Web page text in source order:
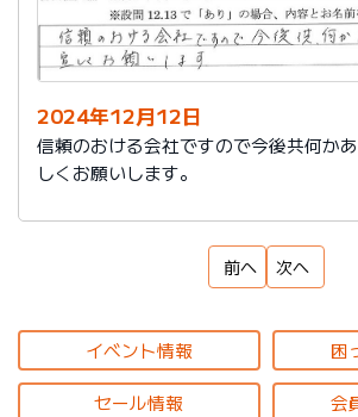
2024年12月12日
信頼のおける会社ですので今後共何か
しくお願いします。
前へ 次へ
イベント情報 困
セール情報 会